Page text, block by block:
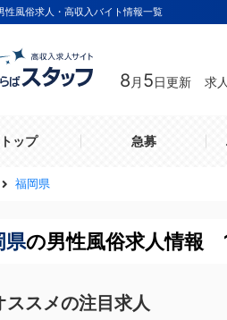
性風俗求人・高収入バイト情報一覧
8 月 5日更新 求
トップ 急募
福岡県
県の男性風俗求人情報
ススメの注目求人